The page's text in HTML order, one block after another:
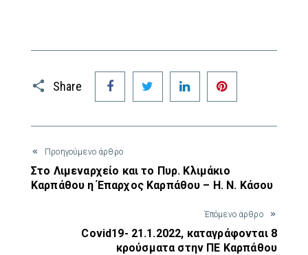
Share
Facebook Twitter LinkedIn
Προηγούμενο άρθρο
Στο Λιμεναρχείο και το Πυρ. Κλιμάκιο
Καρπάθου η Έπαρχος Καρπάθου – Η. Ν. Κάσου
Έπόμενο άρθρο
Covid19- 21.1.2022, καταγράφονται 8
κρούσματα στην ΠΕ Καρπάθου